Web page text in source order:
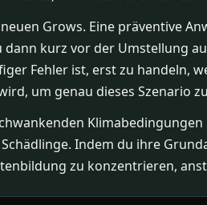
Grows. Eine präventive
kurz vor der Umstellung
Fehler ist, erst zu handeln,
um genau dieses Szenario
Indem du ihre
zu konzentrieren,